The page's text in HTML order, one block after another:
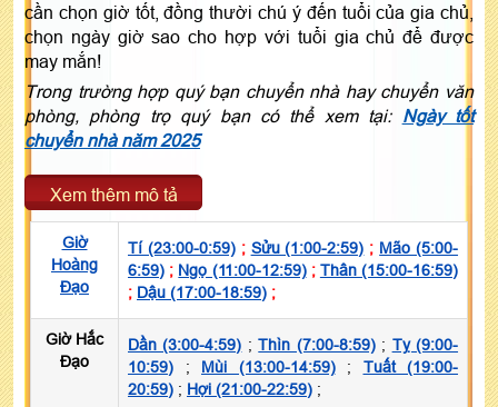
cần chọn giờ tốt, đồng thười chú ý đến tuổi của gia chủ,
chọn ngày giờ sao cho hợp với tuổi gia chủ để được
may mắn!
Trong trường hợp quý bạn chuyển nhà hay chuyển văn
phòng, phòng trọ quý bạn có thể xem tại: Ngày tốt
chuyển nhà năm 2025
Xem thêm mô tả
Giờ
Hoàng
Đạo
Tí (23:00-0:59); Sửu (1:00-2:59) ; Mão (5:00-
6:59) ; Ngọ (11:00-12:59); Thân (15:00-16:59)
; Dậu (17:00-18:59) ;
Giờ Hắc
Đạo
Dần (3:00-4:59) ;Thìn (7:00-8:59); Tỵ (9:00-
10:59) ; Mùi (13:00-14:59); Tuất (19:00-
20:59) ; Hợi (21:00-22:59) ;